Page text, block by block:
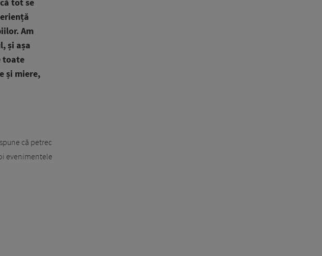
tot se
Am
și așa
toate
și miere,
că petrec
evenimentele